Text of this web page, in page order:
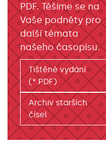
PDF. Těšíme se na
Vaše podněty pro
další témata
našeho časopisu.
Tištěné vydání
(*.PDF)
Archiv starších
čísel